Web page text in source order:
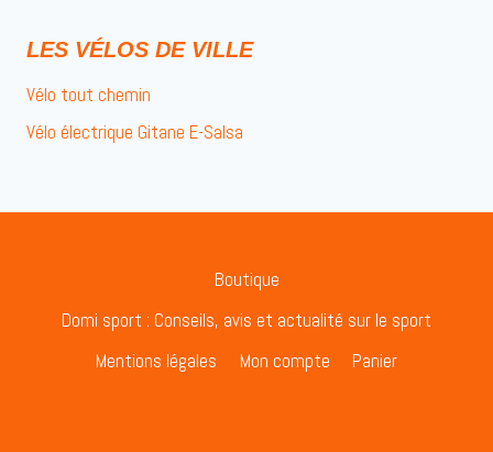
LES VÉLOS DE VILLE
Vélo tout chemin
Vélo électrique Gitane E-Salsa
Boutique
Domi sport : Conseils, avis et actualité sur le sport
Mentions légales
Mon compte Panier